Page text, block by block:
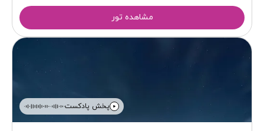
مشاهده تور
پخش پادکست